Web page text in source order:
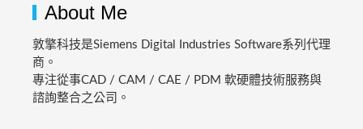
About Me
敦擎科技是Siemens Digital Industries Software系列代理
商。
專注從事CAD / CAM / CAE / PDM 軟硬體技術服務與
諮詢整合之公司。